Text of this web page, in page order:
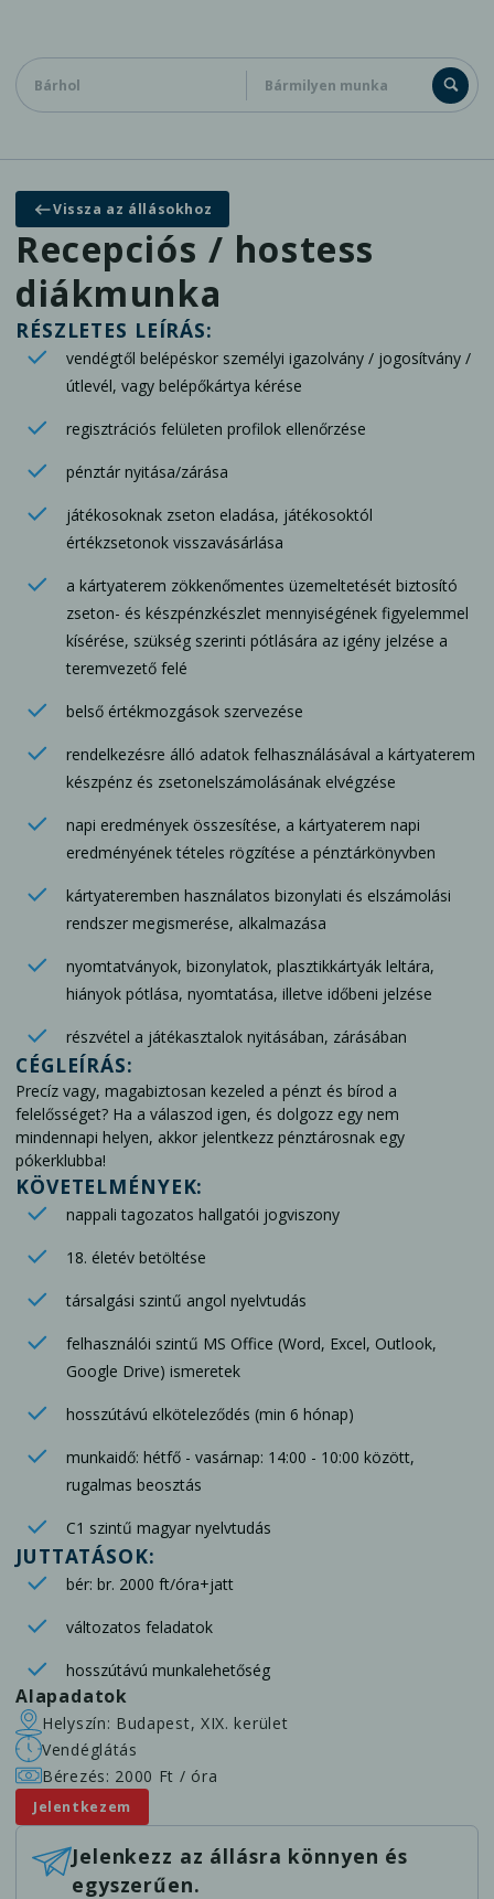
Kapcsolat
Általános jelentkezés adatbázisunkba
Vissza az állásokhoz
Recepciós / hostess
diákmunka
RÉSZLETES LEÍRÁS:
vendégtől belépéskor személyi igazolvány / jogosítvány /
útlevél, vagy belépőkártya kérése
regisztrációs felületen profilok ellenőrzése
pénztár nyitása/zárása
játékosoknak zseton eladása, játékosoktól
értékzsetonok visszavásárlása
a kártyaterem zökkenőmentes üzemeltetését biztosító
zseton- és készpénzkészlet mennyiségének figyelemmel
kísérése, szükség szerinti pótlására az igény jelzése a
teremvezető felé
belső értékmozgások szervezése
rendelkezésre álló adatok felhasználásával a kártyaterem
készpénz és zsetonelszámolásának elvégzése
napi eredmények összesítése, a kártyaterem napi
eredményének tételes rögzítése a pénztárkönyvben
kártyateremben használatos bizonylati és elszámolási
rendszer megismerése, alkalmazása
nyomtatványok, bizonylatok, plasztikkártyák leltára,
hiányok pótlása, nyomtatása, illetve időbeni jelzése
részvétel a játékasztalok nyitásában, zárásában
CÉGLEÍRÁS:
Precíz vagy, magabiztosan kezeled a pénzt és bírod a
felelősséget? Ha a válaszod igen, és dolgozz egy nem
mindennapi helyen, akkor jelentkezz pénztárosnak egy
pókerklubba!
KÖVETELMÉNYEK:
nappali tagozatos hallgatói jogviszony
18. életév betöltése
társalgási szintű angol nyelvtudás
felhasználói szintű MS Office (Word, Excel, Outlook,
Google Drive) ismeretek
hosszútávú elköteleződés (min 6 hónap)
munkaidő: hétfő - vasárnap: 14:00 - 10:00 között,
rugalmas beosztás
C1 szintű magyar nyelvtudás
JUTTATÁSOK:
bér: br. 2000 ft/óra+jatt
változatos feladatok
hosszútávú munkalehetőség
Alapadatok
Helyszín: Budapest, XIX. kerület
Vendéglátás
Bérezés: 2000 Ft / óra
Jelentkezem
Jelenkezz az állásra könnyen és
egyszerűen.